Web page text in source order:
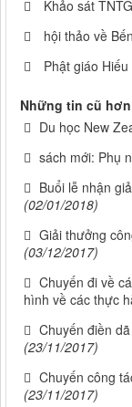
Khảo sát
hội thảo về
Phật giáo
Những tin cũ hơn
Du học New
sách mới: Phụ
Buổi lễ nhận
(02/01/2018)
Giải thưởng
(03/12/2017)
Chuyến đi về
hình về các thực
Chuyến điền
(23/11/2017)
Chuyến công
(23/11/2017)